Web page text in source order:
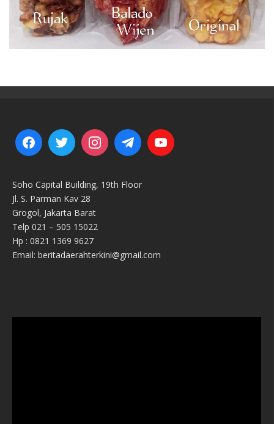
Soho Capital Building, 19th Floor
Jl. S. Parman Kav 28
Grogol, Jakarta Barat
Telp 021 – 505 15022
Hp : 0821 1369 9627
Email: beritadaerahterkini@gmail.com